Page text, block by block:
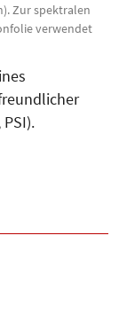
Zur spektralen
verwendet